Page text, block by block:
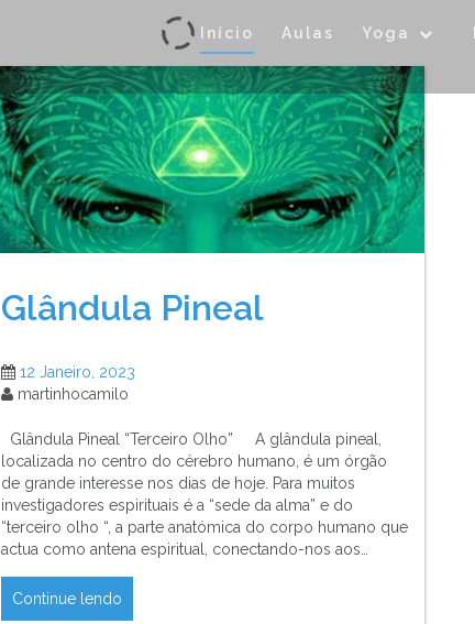
Início Aulas Yoga
Glândula Pineal
12 Janeiro, 2023
martinhocamilo
Glândula Pineal “Terceiro Olho” A glândula pineal,
localizada no centro do cérebro humano, é um órgão
de grande interesse nos dias de hoje. Para muitos
investigadores espirituais é a “sede da alma” e do
“terceiro olho “, a parte anatómica do corpo humano que
actua como antena espiritual, conectando-nos aos…
Continue lendo